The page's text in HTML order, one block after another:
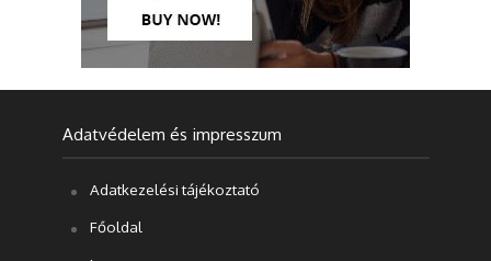
Adatvédelem és impresszum
Adatkezelési tájékoztató
Főoldal